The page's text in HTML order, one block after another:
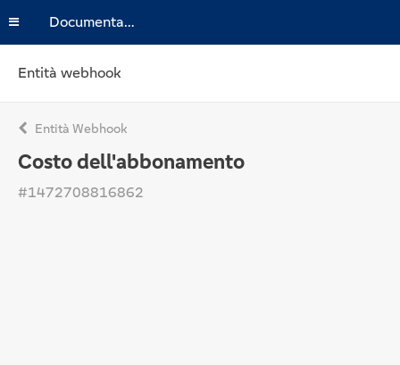
Documentazione
Entità webhook
Entità Webhook
Costo dell'abbonamento
#1472708816862